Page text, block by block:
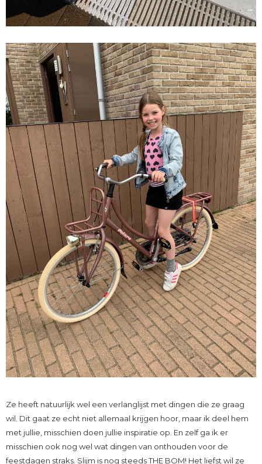
Ze heeft natuurlijk wel een verlanglijst met dingen die ze graag
wil. Dit gaat ze echt niet allemaal krijgen hoor, maar ik deel hem
met jullie, misschien doen jullie inspiratie op. En zelf ga ik er
misschien ook nog wel wat dingen van onthouden voor de
feestdagen straks. Slijm is nog steeds THE BOM! Het liefst wil ze